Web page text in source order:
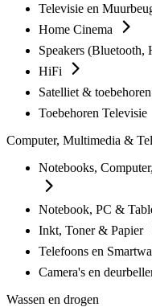
Televisie en
Home Cinema
Speakers (Bluetooth,
HiFi
Satelliet & toebehoren
Toebehoren Televisie
Computer, Multimedia &
Notebooks,
Notebook, PC &
Inkt, Toner & Papier
Telefoons en
Camera's en
Wassen en drogen